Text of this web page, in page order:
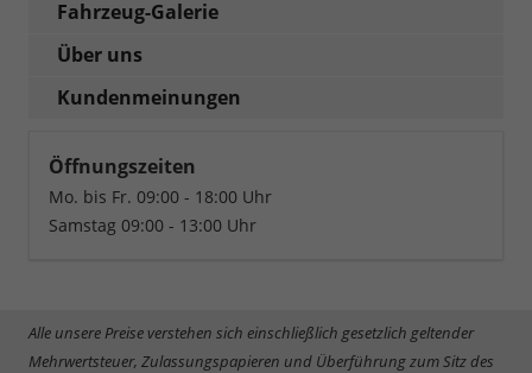
Fahrzeug-Galerie
Über uns
Kundenmeinungen
Öffnungszeiten
Mo. bis Fr. 09:00 - 18:00 Uhr
Samstag 09:00 - 13:00 Uhr
Alle unsere Preise verstehen sich einschließlich gesetzlich geltender
Mehrwertsteuer, Zulassungspapieren und Überführung zum Sitz des